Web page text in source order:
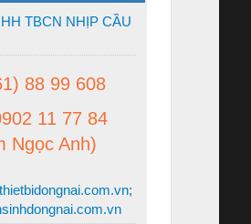
TBCN NHỊP CẦU
88 99 608
11 77 84
Ngọc Anh)